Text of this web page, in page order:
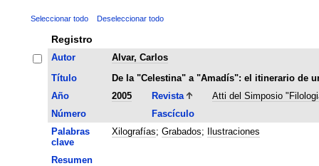
Seleccionar todo Deseleccionar todo
Registro
Autor
Alvar, Carlos
Título
De la "Celestina" a "Amadís": el itinerario de
Año
2005 Revista
Atti del Simposio
Número
Fascículo
Palabras
clave
Xilografías; Grabados; Ilustraciones
Resumen